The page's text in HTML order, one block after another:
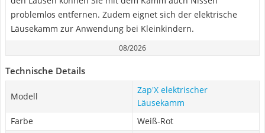
problemlos entfernen. Zudem eignet sich der elektrische
Läusekamm zur Anwendung bei Kleinkindern.
08/2026
Technische Details
Modell
Zap'X elektrischer
Läusekamm
Farbe
Weiß-Rot